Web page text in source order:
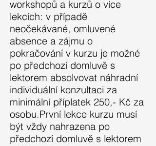
workshopů a kurzů o více
lekcích: v případě
neočekávané, omluvené
absence a zájmu o
pokračování v kurzu je možné
po předchozí domluvě s
lektorem absolvovat náhradní
individuální konzultaci za
minimální příplatek 250,- Kč za
osobu.První lekce kurzu musí
být vždy nahrazena po
předchozí domluvě s lektorem